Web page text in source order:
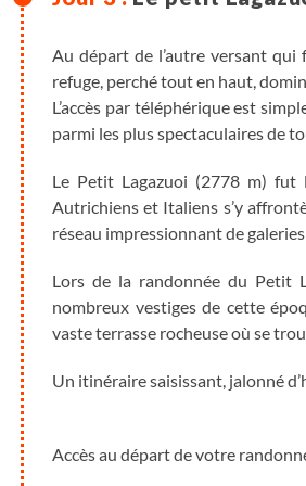
Au départ de l’autre versant qui
refuge, perché tout en haut,
L’accès par téléphérique est
parmi les plus spectaculaires de
Le Petit Lagazuoi (2778 m) fut
Autrichiens et Italiens s’y
réseau impressionnant de
Lors de la randonnée du Petit
nombreux vestiges de cette
vaste terrasse rocheuse où se
Un itinéraire saisissant, jalonné
Accès au départ de votre